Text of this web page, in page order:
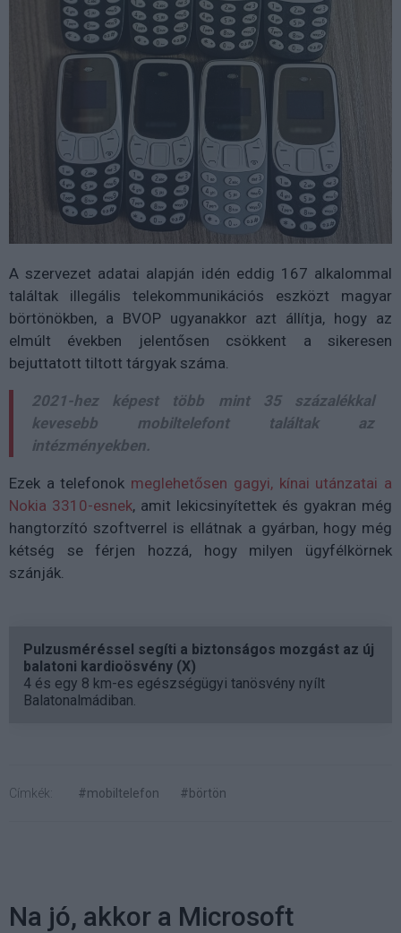
A szervezet adatai alapján idén eddig 167 alkalommal
találtak illegális telekommunikációs eszközt magyar
börtönökben, a BVOP ugyanakkor azt állítja, hogy az
elmúlt években jelentősen csökkent a sikeresen
bejuttatott tiltott tárgyak száma.
2021-hez képest több mint 35 százalékkal
kevesebb mobiltelefont találtak az
intézményekben.
Ezek a telefonok meglehetősen gagyi, kínai utánzatai a
Nokia 3310-esnek, amit lekicsinyítettek és gyakran még
hangtorzító szoftverrel is ellátnak a gyárban, hogy még
kétség se férjen hozzá, hogy milyen ügyfélkörnek
szánják.
Pulzusméréssel segíti a biztonságos mozgást az új
balatoni kardioösvény (X)
4 és egy 8 km-es egészségügyi tanösvény nyílt
Balatonalmádiban.
Címkék: #mobiltelefon #börtön
Na jó, akkor a Microsoft